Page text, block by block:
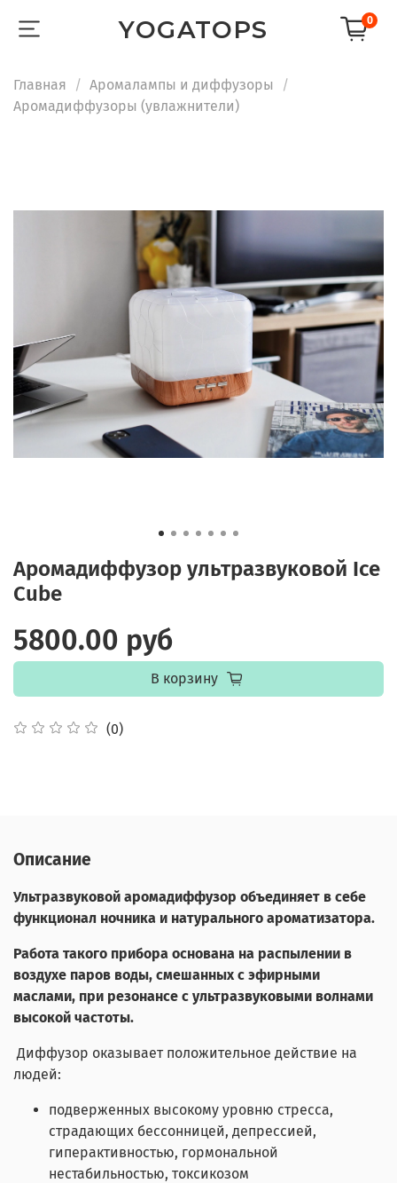
YOGATOPS 0
Главная
Аромалампы и диффузоры
Аромадиффузоры (увлажнители)
Аромадиффузор ультразвуковой Ice
Cube
(0)
5800.00 руб
В корзину
Описание
Ультразвуковой аромадиффузор объединяет в себе
функционал ночника и натурального ароматизатора.
Работа такого прибора основана на распылении в
воздухе паров воды, смешанных с эфирными
маслами, при резонансе с ультразвуковыми волнами
высокой частоты.
Диффузор оказывает положительное действие на
людей:
подверженных высокому уровню стресса,
страдающих бессонницей, депрессией,
гиперактивностью, гормональной
нестабильностью, токсикозом